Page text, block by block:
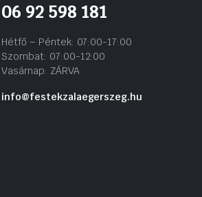
06 92 598 181
Hétfő – Péntek: 07:00-17:00
Szombat: 07:00-12:00
Vasárnap: ZÁRVA
info@festekzalaegerszeg.hu